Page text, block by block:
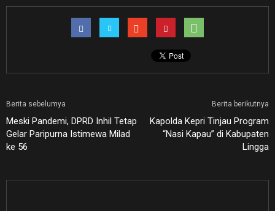
Berita sebelumya
Meski Pandemi, DPRD Inhil Tetap
Gelar Paripurna Istimewa Milad
ke 56
Berita berikutnya
Kapolda Kepri Tinjau Program
“Nasi Kapau” di Kabupaten
Lingga